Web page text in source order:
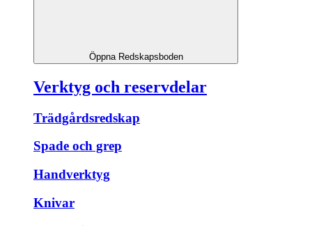
Öppna Redskapsboden
Verktyg och reservdelar
Trädgårdsredskap
Spade och grep
Handverktyg
Knivar